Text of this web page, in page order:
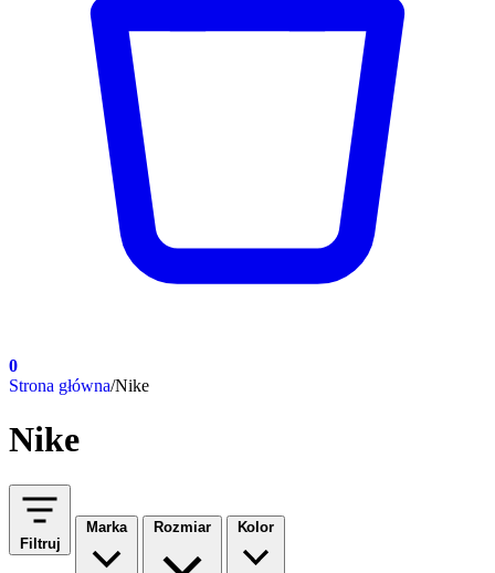
0
Strona główna/Nike
Nike
Filtruj
Marka Rozmiar Kolor